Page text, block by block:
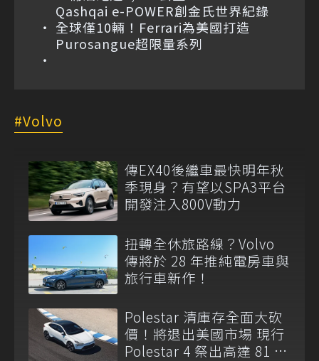
Qashqai e-POWER創金氏世界紀錄
全球僅10輛！Ferrari為美國打造
Purosangue超限量系列
Volvo
傳EX40後繼車最快明年秋
季現身？有望以SPA3平台
開發注入800V動力
扭轉全休旅路線？Volvo
傳將於 28 年推純電房車與
旅行車新作！
Polestar 清庫存全面大砍
價！將退出美國市場 現行
Polestar 4 祭出高達 81 萬